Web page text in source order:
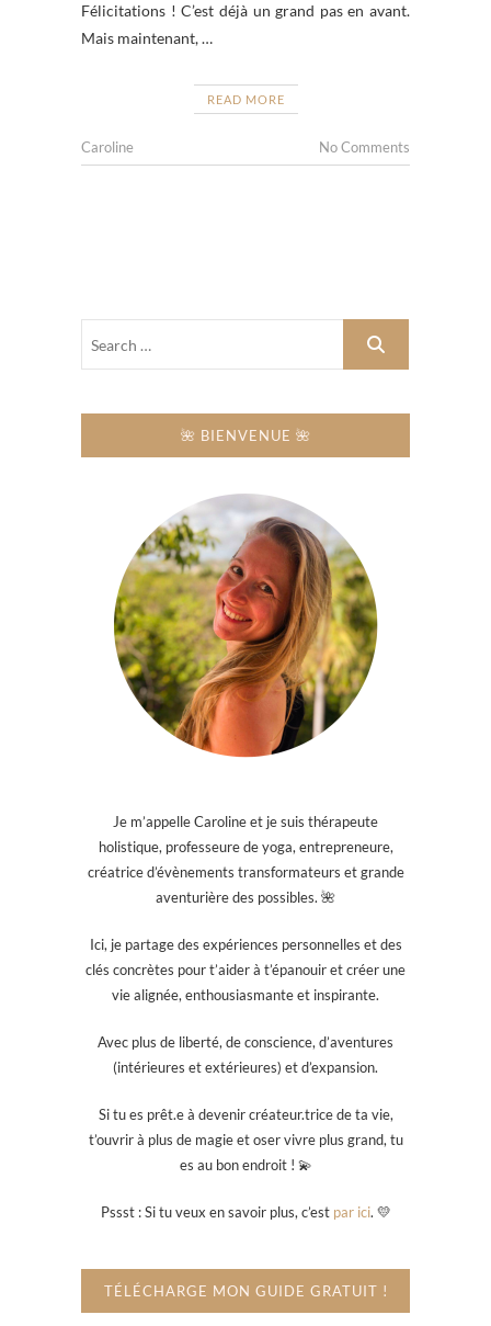
Félicitations ! C’est déjà un grand pas en avant.
Mais maintenant,…
READ MORE
Caroline No Comments
🌺 BIENVENUE 🌺
Je m’appelle Caroline et je suis thérapeute
holistique, professeure de yoga, entrepreneure,
créatrice d’évènements transformateurs et grande
aventurière des possibles. 🌺
Ici, je partage des expériences personnelles et des
clés concrètes pour t’aider à t’épanouir et créer une
vie alignée, enthousiasmante et inspirante.
Avec plus de liberté, de conscience, d’aventures
(intérieures et extérieures) et d’expansion.
Si tu es prêt.e à devenir créateur.trice de ta vie,
t’ouvrir à plus de magie et oser vivre plus grand, tu
es au bon endroit ! 💫
Pssst : Si tu veux en savoir plus, c’est par ici. 💛
TÉLÉCHARGE MON GUIDE GRATUIT !